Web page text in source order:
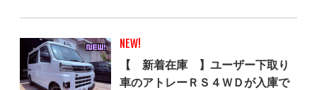
NEW!
【 新着在庫 】ユーザー下取り
車のアトレーＲＳ４ＷＤが入庫で